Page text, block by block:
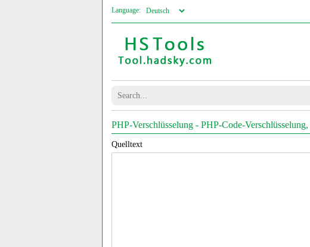
Language:
PHP-Verschlüsselung - PHP-Code-
Quelltext